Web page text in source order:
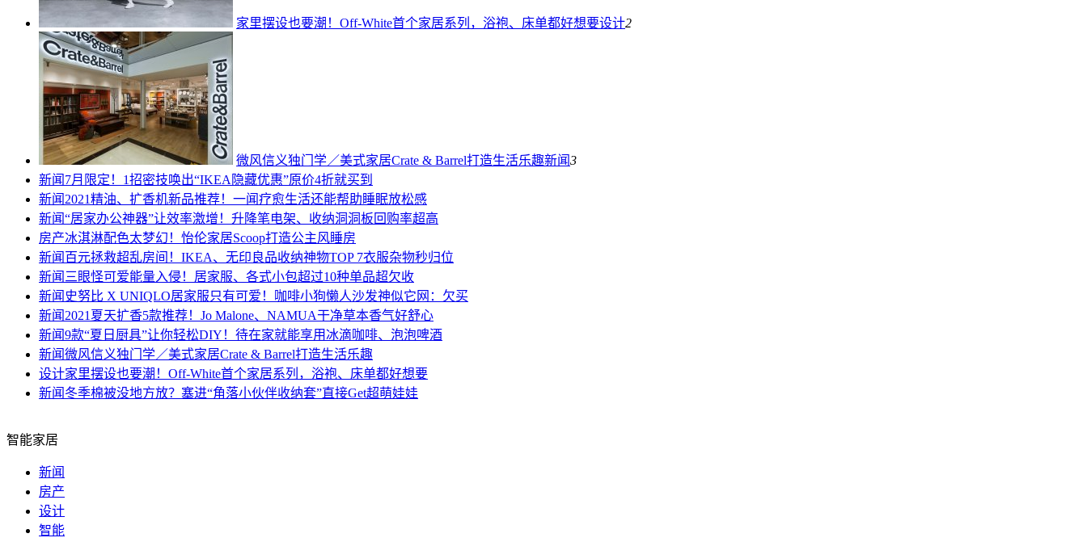
家里摆设也要潮！Off-White首个家居系列，浴袍、床单都好想要设计2
微风信义独门学／美式家居Crate & Barrel打造生活乐趣新闻3
新闻 7月限定！1招密技唤出“IKEA隐藏优惠”原价4折就买到
新闻2021精油、扩香机新品推荐！一闻疗愈生活还能帮助睡眠放松感
新闻“居家办公神器”让效率激增！升降笔电架、收纳洞洞板回购率超高
房产冰淇淋配色太梦幻！怡伦家居Scoop打造公主风睡房
新闻 百元拯救超乱房间！IKEA、无印良品收纳神物TOP 7衣服杂物秒归位
新闻 三眼怪可爱能量入侵！居家服、各式小包超过10种单品超欠收
新闻 史努比 X UNIQLO居家服只有可爱！咖啡小狗懒人沙发神似它网：欠买
新闻2021夏天扩香5款推荐！Jo Malone、NAMUA干净草本香气好舒心
新闻9款“夏日厨具”让你轻松DIY！待在家就能享用冰滴咖啡、泡泡啤酒
新闻微风信义独门学／美式家居Crate & Barrel打造生活乐趣
设计家里摆设也要潮！Off-White首个家居系列，浴袍、床单都好想要
新闻 冬季棉被没地方放？塞进“角落小伙伴收纳套”直接Get超萌娃娃
智能家居
新闻
房产
设计
智能